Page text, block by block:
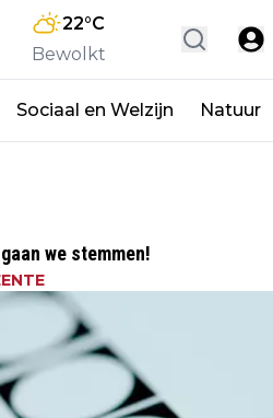
22°C
Bewolkt
Sociaal en Welzijn Natuur
we stemmen!